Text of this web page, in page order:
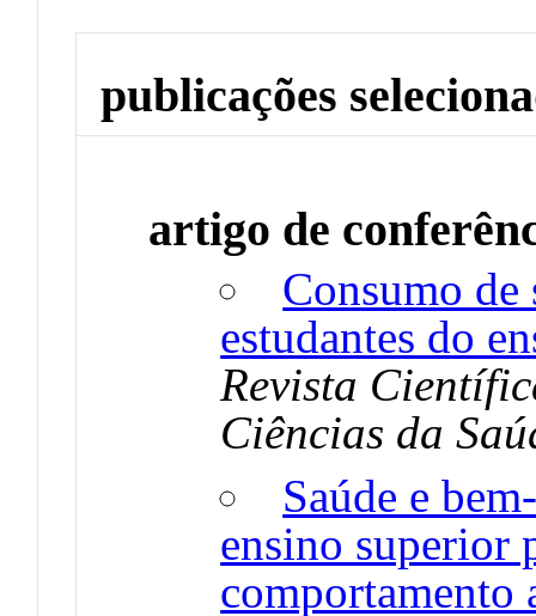
publicações
artigo de
Consumo
estudantes do
Revista
Ciências da
Saúde e
ensino superior
comportamento